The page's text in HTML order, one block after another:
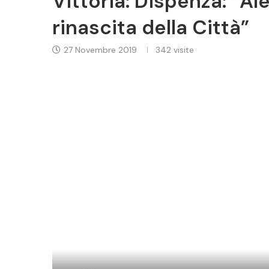
rinascita della Città”
27 Novembre 2019 342 visite